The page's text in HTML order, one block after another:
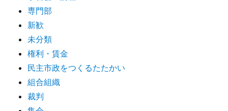
専門部
新歓
未分類
権利・賃金
民主市政をつくるたたかい
組合組織
裁判